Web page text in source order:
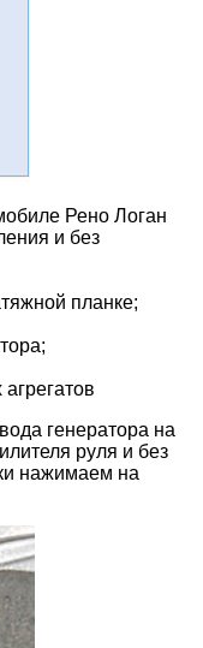
Рено Логан
и без
планке;
генератора на
руля и без
нажимаем на